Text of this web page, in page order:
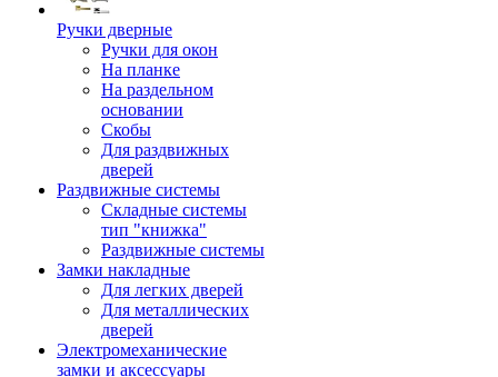
Ручки дверные
Ручки для окон
На планке
На раздельном
основании
Скобы
Для раздвижных
дверей
Раздвижные системы
Складные системы
тип "книжка"
Раздвижные системы
Замки накладные
Для легких дверей
Для металлических
дверей
Электромеханические
замки и аксессуары